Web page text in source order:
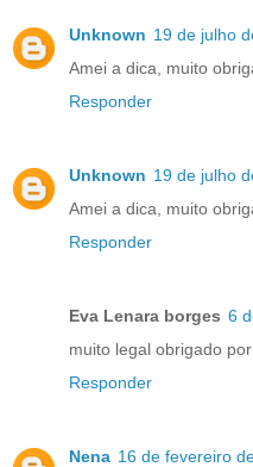
Unknown 19 de julho
Amei a dica, muito
Responder
Unknown 19 de julho
Amei a dica, muito
Responder
Eva Lenara borges 6
muito legal obrigado
Responder
Nena 16 de fevereiro